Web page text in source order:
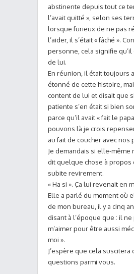
abstinente depuis tout ce
l’avait quitté », selon ses
lorsque furieux de ne pas
l’aider, il s’était « fâché ».
personne, cela signifie qu’il
de lui.
En réunion, il était toujours
étonné de cette histoire,
content de lui et disait que
patiente s’en était si bien
parce qu’il avait « fait le
pouvons là je crois
au fait de coucher avec nos
Je demandais si elle-même
dit quelque chose à propos
subite revirement.
« Ha si ». Ça lui revenait en
Elle a parlé du moment où
de mon bureau, il y a cinq
disant à l’époque que : il
m’aimer pour être aussi
moi ».
J’espère que cela suscitera
questions parmi vous.